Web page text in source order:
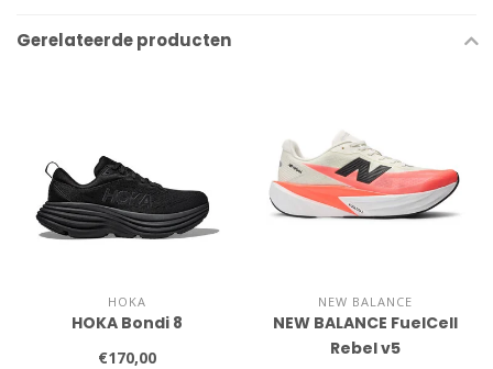
Gerelateerde producten
HOKA
HOKA Bondi 8
€170,00
NEW BALANCE
NEW BALANCE FuelCell
Rebel v5